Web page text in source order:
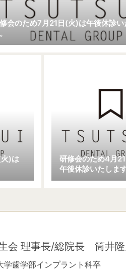
会のため7月21日(火)は午後休診い
)は
研修会のため4月
午後休診いたします
会 理事長/総院長 筒井隆
学歯学部インプラント科卒